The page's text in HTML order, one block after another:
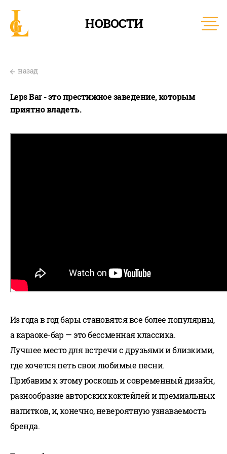
НОВОСТИ
назад
Leps Bar - это престижное заведение, которым
приятно владеть.
Из года в год бары становятся все более популярны,
а караоке-бар — это бессменная классика.
Лучшее место для встречи с друзьями и близкими,
где хочется петь свои любимые песни.
Прибавим к этому роскошь и современный дизайн,
разнообразие авторских коктейлей и премиальных
напитков, и, конечно, невероятную узнаваемость
бренда.